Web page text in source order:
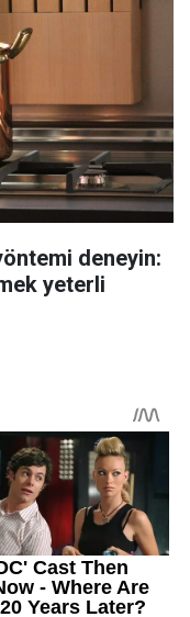
deneyin:
yeterli